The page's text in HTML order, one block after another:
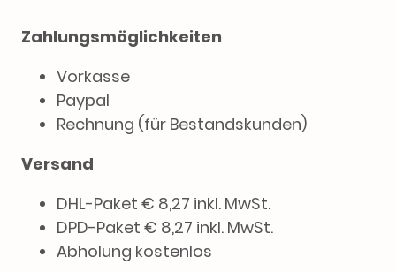
Zahlungsmöglichkeiten
Vorkasse
Paypal
Rechnung (für Bestandskunden)
Versand
DHL-Paket € 8,27 inkl. MwSt.
DPD-Paket € 8,27 inkl. MwSt.
Abholung kostenlos